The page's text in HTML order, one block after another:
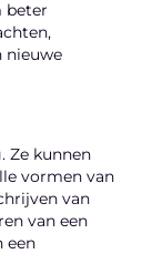
beter
nieuwe
Ze kunnen
vormen van
van
van een
een